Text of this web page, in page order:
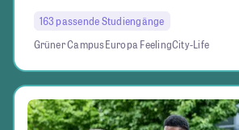
163 passende Studiengänge
Grüner CampusEuropa FeelingCity-Life